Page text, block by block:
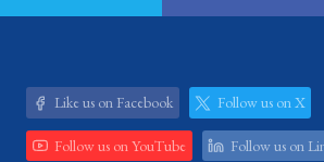
Like us on Facebook Follow us on X
Follow us on YouTube Follow us on